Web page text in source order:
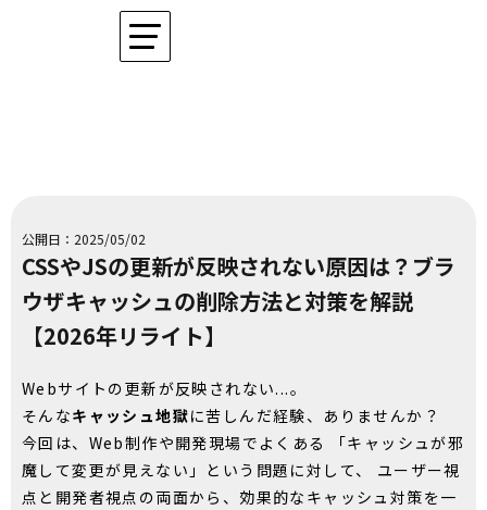
公開日：2025/05/02
CSSやJSの更新が反映されない原因は？ブラ
ウザキャッシュの削除方法と対策を解説
【2026年リライト】
Webサイトの更新が反映されない...。
そんなキャッシュ地獄に苦しんだ経験、ありませんか？
今回は、Web制作や開発現場でよくある 「キャッシュが邪
魔して変更が見えない」という問題に対して、 ユーザー視
点と開発者視点の両面から、効果的なキャッシュ対策を一